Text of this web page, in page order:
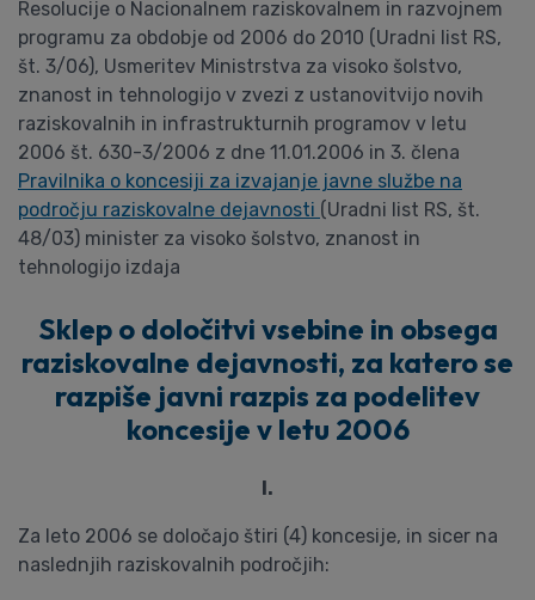
Resolucije o Nacionalnem raziskovalnem in razvojnem
programu za obdobje od 2006 do 2010 (Uradni list RS,
št. 3/06), Usmeritev Ministrstva za visoko šolstvo,
znanost in tehnologijo v zvezi z ustanovitvijo novih
raziskovalnih in infrastrukturnih programov v letu
2006 št. 630-3/2006 z dne 11.01.2006 in 3. člena
Pravilnika o koncesiji za izvajanje javne službe na
področju raziskovalne dejavnosti (Uradni list RS, št.
48/03) minister za visoko šolstvo, znanost in
tehnologijo izdaja
Sklep o določitvi vsebine in obsega
raziskovalne dejavnosti, za katero se
razpiše javni razpis za podelitev
koncesije v letu 2006
I.
Za leto 2006 se določajo štiri (4) koncesije, in sicer na
naslednjih raziskovalnih področjih: